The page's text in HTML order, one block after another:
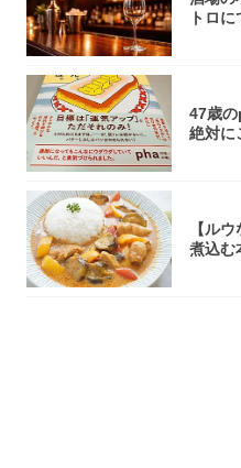
トロ
47歳
絶対に
【ル
煮込む